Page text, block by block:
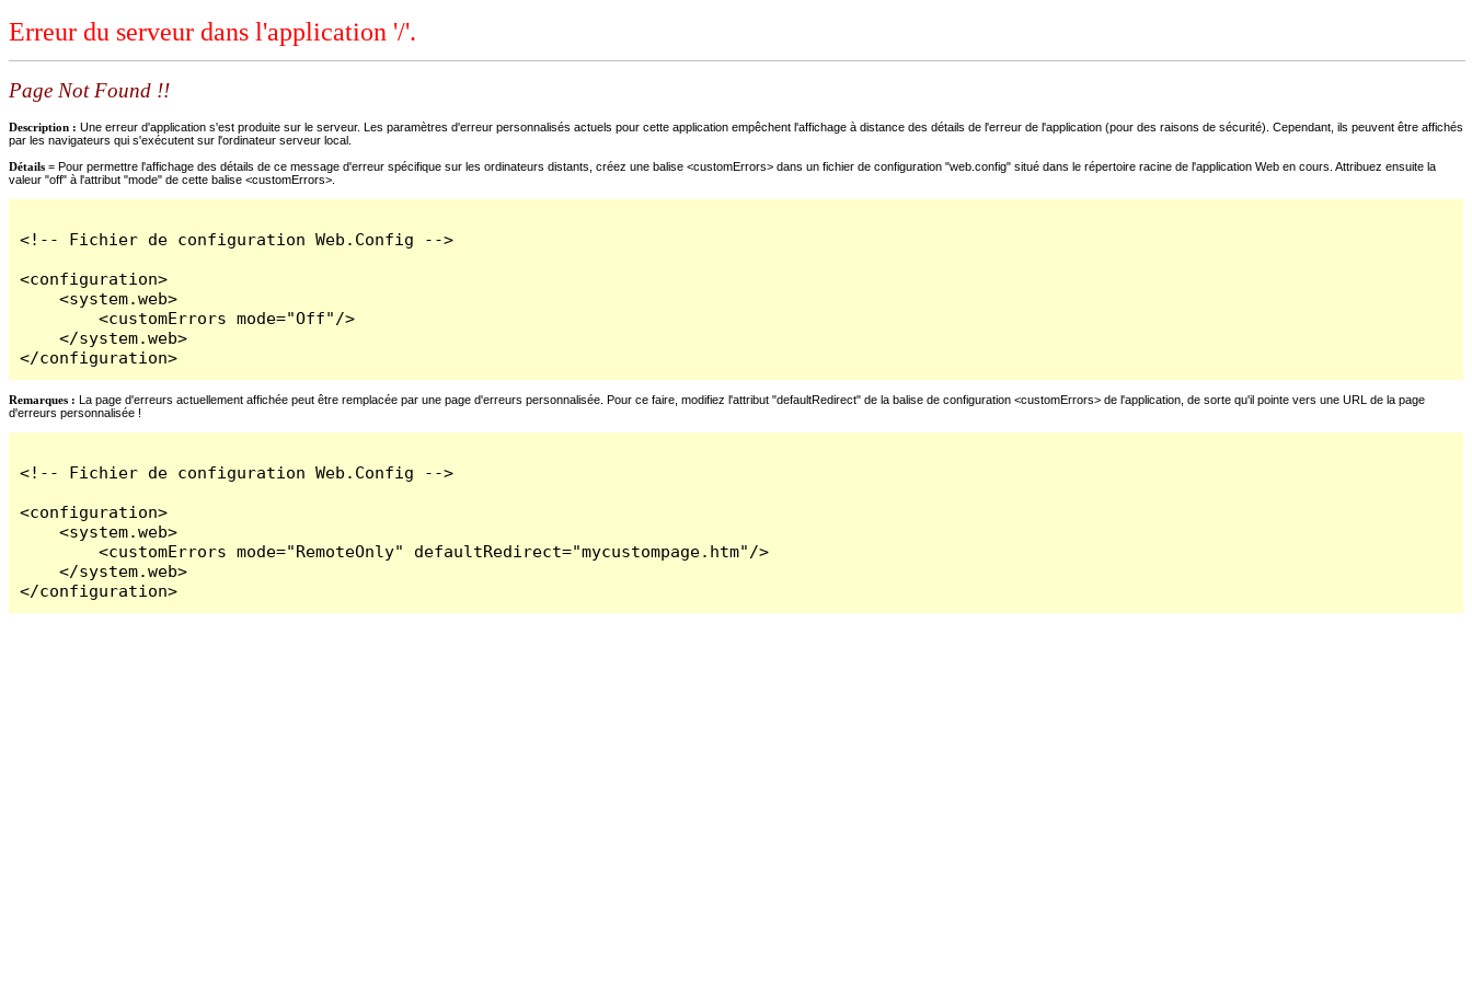
Erreur du serveur dans l'application '/'.
Page Not Found !!
Description : Une erreur d'application s'est produite sur le serveur. Les paramètres d'erreur personnalisés actuels pour cette application empêchent l'affichage à distance des détails de l'erreur de l'application (pour des raisons de sécurité). Cependant, ils peuvent être affichés
par les navigateurs qui s'exécutent sur l'ordinateur serveur local.
Détails = Pour permettre l'affichage des détails de ce message d'erreur spécifique sur les ordinateurs distants, créez une balise <customErrors> dans un fichier de configuration "web.config" situé dans le répertoire racine de l'application Web en cours. Attribuez ensuite la
valeur "off" à l'attribut "mode" de cette balise <customErrors>.
<!-- Fichier de configuration Web.Config -->
<configuration>
    <system.web>
        <customErrors mode="Off"/>
    </system.web>
</configuration>
Remarques : La page d'erreurs actuellement affichée peut être remplacée par une page d'erreurs personnalisée. Pour ce faire, modifiez l'attribut "defaultRedirect" de la balise de configuration <customErrors> de l'application, de sorte qu'il pointe vers une URL de la page
d'erreurs personnalisée !
<!-- Fichier de configuration Web.Config -->
<configuration>
    <system.web>
        <customErrors mode="RemoteOnly" defaultRedirect="mycustompage.htm"/>
    </system.web>
</configuration>